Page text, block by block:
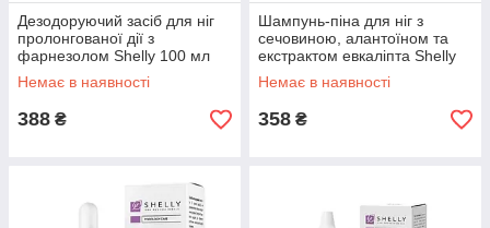
Дезодоруючий засіб для ніг
пролонгованої дії з
фарнезолом Shelly 100 мл
Немає в наявності
388 ₴
Шампунь-піна для ніг з
сечовиною, алантоїном та
екстрактом евкаліпта Shelly
200 мл
Немає в наявності
358 ₴